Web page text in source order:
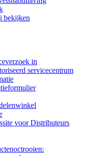
bekijken
in
servicecentrum
voor Distributeurs